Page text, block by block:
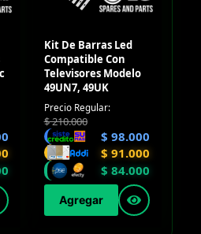
Kit De Barras Led
Compatible Con
Televisores Modelo
49UN7, 49UK
Precio Regular:
$210.000
$ 98.000
$ 91.000
$ 84.000
Agregar